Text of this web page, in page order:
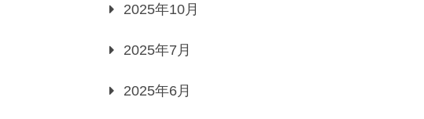
2025年10月
2025年7月
2025年6月